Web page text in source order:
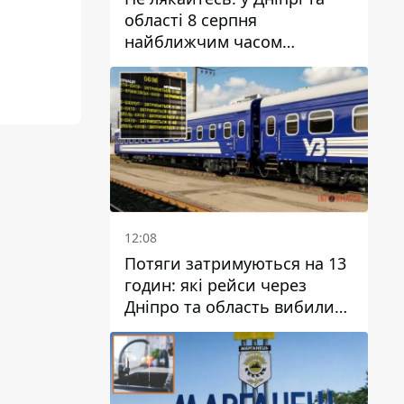
області 8 серпня
найближчим часом
очікується гроза
12:08
Потяги затримуються на 13
годин: які рейси через
Дніпро та область вибилися
з графіка